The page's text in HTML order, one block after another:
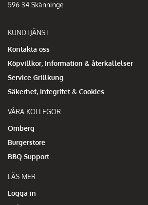
596 34 Skänninge
KUNDTJÄNST
Kontakta oss
Köpvillkor, Information & återkallelser
Service Grillkung
Säkerhet, Integritet & Cookies
VÅRA KOLLEGOR
Omberg
Burgerstore
BBQ Support
LÄS MER
Logga in